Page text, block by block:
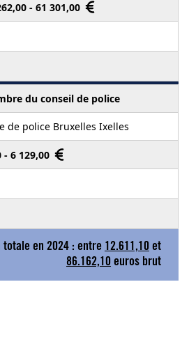
- 61 301,00
du conseil de police
de police Bruxelles Ixelles
- 6 129,00
totale en 2024 : entre 12.611,10 et
86.162,10 euros brut